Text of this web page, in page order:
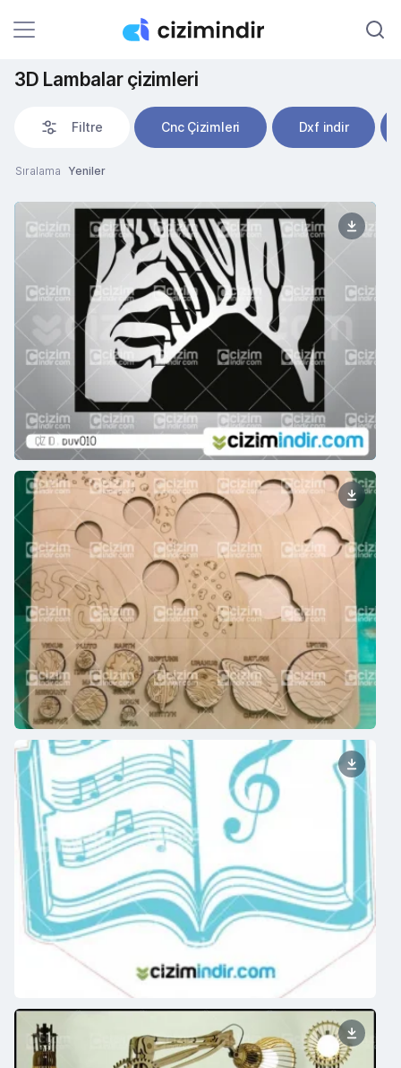
3D Lambalar çizimleri
Filtre Cnc Çizimleri Dxf indir
Sıralama Yeniler